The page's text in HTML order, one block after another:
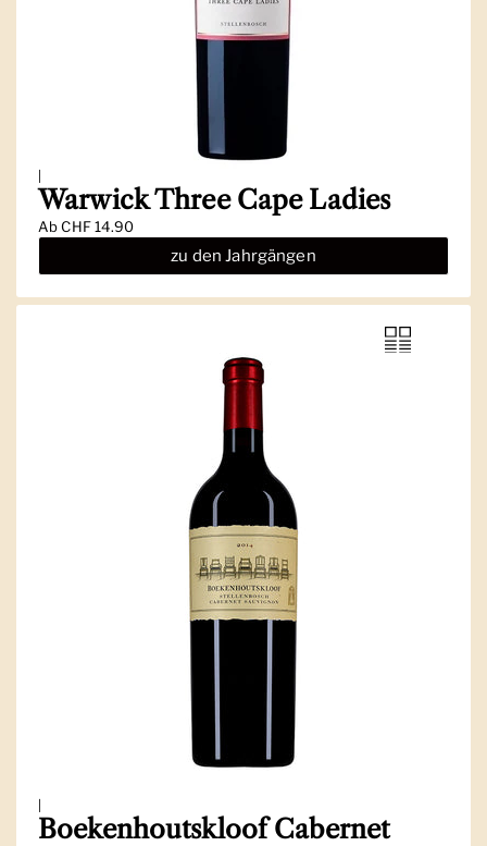
Warwick Three Cape Ladies
AbCHF 14.90
zu den Jahrgängen
Boekenhoutskloof Cabernet